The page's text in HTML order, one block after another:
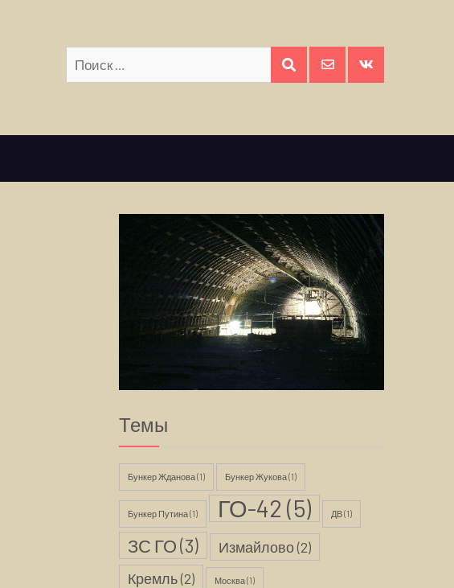
Искать:
ПОИСК
Темы
Бункер Жданова(1) Бункер Жукова(1)
Бункер Путина(1) ГО-42 (5) ДВ(1)
ЗС ГО(3) Измайлово(2)
Кремль(2) Москва(1)